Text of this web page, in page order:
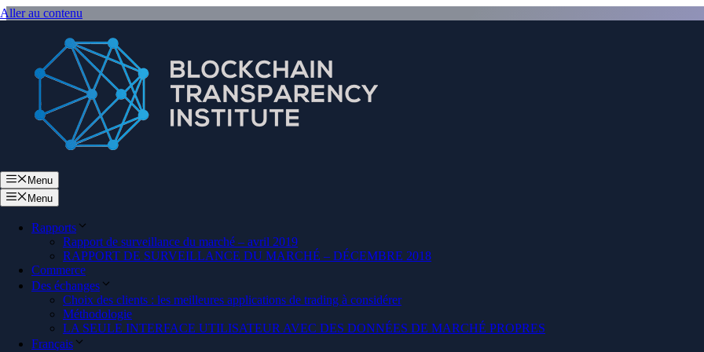
Aller au contenu
Menu
Menu
Rapports
Rapport de surveillance du marché – avril 2019
RAPPORT DE SURVEILLANCE DU MARCHÉ – DÉCEMBRE 2018
Commerce
Des échanges
Choix des clients : les meilleures applications de trading à considérer
Méthodologie
LA SEULE INTERFACE UTILISATEUR AVEC DES DONNÉES DE MARCHÉ PROPRES
Français
Instant 0.1 Lispro (100X) Enregistrement
Prénom